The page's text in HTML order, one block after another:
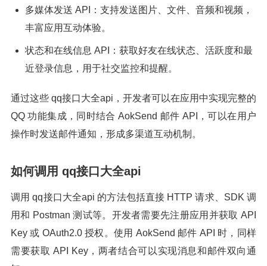
多媒体发送 API：支持发送图片、文件、音频和视频，
丰富应用互动体验。
状态和在线信息 API：获取好友在线状态、活跃度和最
近登录信息，用于社交监控和提醒。
通过这些 qq接口大全api，开发者可以在应用中实现完整的
QQ 功能集成，同时结合 AokSend 邮件 API，可以在用户
操作时发送邮件通知，形成多渠道互动机制。
如何调用 qq接口大全api
调用 qq接口大全api 的方法包括直接 HTTP 请求、SDK 调
用和 Postman 测试等。开发者需要先注册应用并获取 API
Key 或 OAuth2.0 授权。使用 AokSend 邮件 API 时，同样
需要获取 API Key，两者结合可以实现消息和邮件双向通